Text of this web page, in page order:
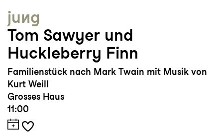
jung
Tom Sawyer und
Huckleberry Finn
Familienstück nach Mark Twain mit Musik von
Kurt Weill
Grosses Haus
11:00